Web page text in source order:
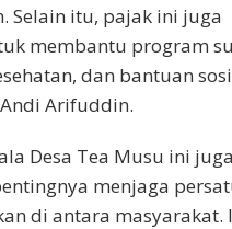
Selain itu, pajak ini juga
membantu program
dan bantuan
Arifuddin.
Desa Tea Musu ini juga
menjaga
di antara masyarakat.